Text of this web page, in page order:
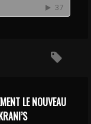
LE NOUVEAU